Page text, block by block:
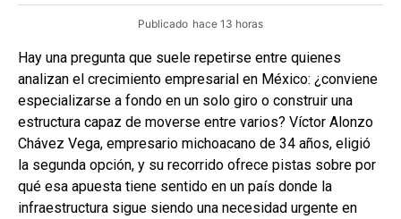
Publicado hace 13 horas
Hay una pregunta que suele repetirse entre quienes
analizan el crecimiento empresarial en México: ¿conviene
especializarse a fondo en un solo giro o construir una
estructura capaz de moverse entre varios? Víctor Alonzo
Chávez Vega, empresario michoacano de 34 años, eligió
la segunda opción, y su recorrido ofrece pistas sobre por
qué esa apuesta tiene sentido en un país donde la
infraestructura sigue siendo una necesidad urgente en